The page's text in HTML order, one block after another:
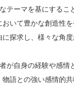
テーマを基にするこ
いて豊かな創造性
探求し、様々な角
が自身の経験や感情
語との強い感情的